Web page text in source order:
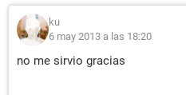
ku
6 may 2013 a las 18:20
no me sirvio gracias